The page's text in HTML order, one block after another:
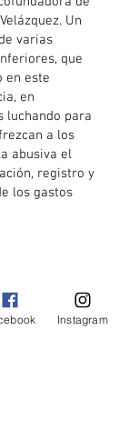
Un
varias
que
en este
en
luchando para
a los
abusiva el
registro y
los gastos
Instagram